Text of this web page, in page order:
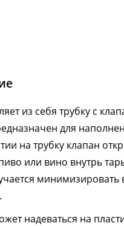
из себя трубку с
для
на трубку клапан
или вино внутрь
минимизировать
надеваться на